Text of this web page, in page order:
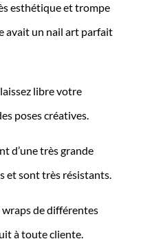
:esthétique et trompe
avait un nail art parfait
libre votre
poses créatives.
d’une très grande
et sont très résistants.
de différentes
à toute cliente.